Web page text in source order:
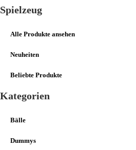
Spielzeug
Alle Produkte ansehen
Neuheiten
Beliebte Produkte
Kategorien
Bälle
Dummys